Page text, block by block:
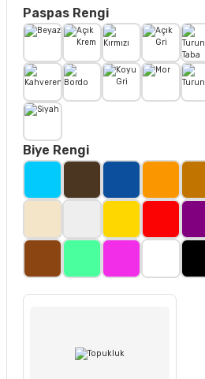
Paspas Rengi
Biye Rengi